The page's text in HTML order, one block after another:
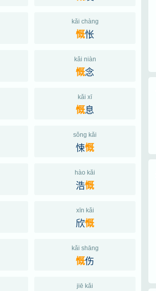
kǎi chàng
慨怅
kǎi niàn
慨念
kǎi xī
慨息
sǒng kǎi
悚慨
hào kǎi
浩慨
xīn kǎi
欣慨
kǎi shāng
慨伤
jiē kǎi